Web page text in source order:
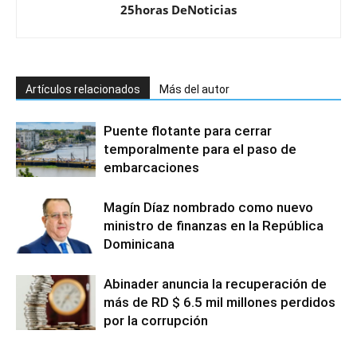
25horas DeNoticias
Artículos relacionados Más del autor
Puente flotante para cerrar
temporalmente para el paso de
embarcaciones
Magín Díaz nombrado como nuevo
ministro de finanzas en la República
Dominicana
Abinader anuncia la recuperación de
más de RD $ 6.5 mil millones perdidos
por la corrupción